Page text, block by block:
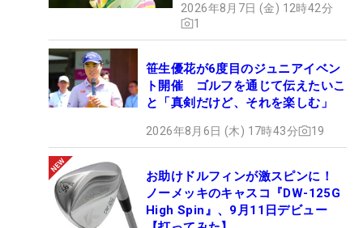
2026年8月7日 (金) 12時42分
1
笹生優花が6度目のジュニアイベン
ト開催 ゴルフを通じて伝えたいこ
と「真剣だけど、それを楽しむ」
2026年8月6日 (木) 17時43分 19
お助けドルフィンが激スピンに！
ノーメッキのキャスコ『DW-125G
High Spin』、9月11日デビュー